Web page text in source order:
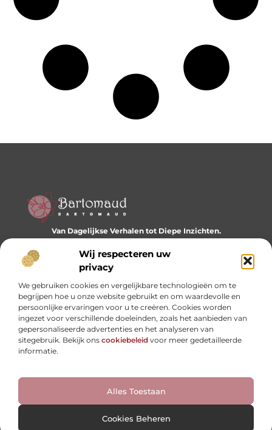
Wij respecteren uw
privacy
We gebruiken cookies en vergelijkbare technologieën om te
begrijpen hoe u onze website gebruikt en om waardevolle en
persoonlijke ervaringen voor u te creëren. Cookies worden
ingezet voor verschillende doeleinden, zoals het aanbieden van
gepersonaliseerde advertenties en het analyseren van
sitegebruik. Bekijk ons cookiebeleid voor meer gedetailleerde
informatie.
Alles Toestaan
Cookies Beheren
Van Dagelijkse Verhalen tot Diepe Inzichten.
Ontdek een wereld vol diverse blogs en artikelen die je
dagelijks inspireren en nieuwe perspectieven bieden.
Onze informatie
@2025 www.bartomaud.nl. All Right Reserved.